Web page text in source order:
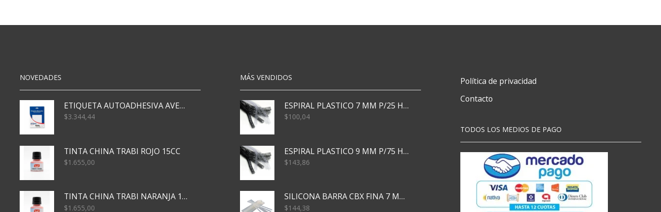
122X25
x2
cantidad
DURAVIT
NOVEDADES
ETIQUETA AUTOADHESIVA AVERY 3026 30H 20 X 70
$3.344,44
TINTA CHINA TRABI ROJO 15CC
$1.655,00
TINTA CHINA TRABI NARANJA 15CC
$1.655,00
MÁS VENDIDOS
ESPIRAL PLASTICO 7 MM P/25 HJS X50x3000
$100,04
ESPIRAL PLASTICO 9 MM P/75 HJS X50X2400
$143,86
SILICONA BARRA CBX FINA 7 MM 28 CM
$144,38
Política de privacidad
Contacto
TODOS LOS MEDIOS DE PAGO